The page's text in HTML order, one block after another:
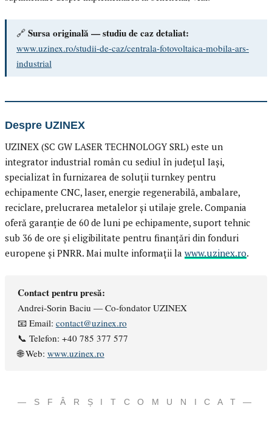
🔗 Sursa originală — studiu de caz detaliat:
www.uzinex.ro/studii-de-caz/centrala-fotovoltaica-mobila-ars-
industrial
Despre UZINEX
UZINEX (SC GW LASER TECHNOLOGY SRL) este un
integrator industrial român cu sediul în județul Iași,
specializat în furnizarea de soluții turnkey pentru
echipamente CNC, laser, energie regenerabilă, ambalare,
reciclare, prelucrarea metalelor și utilaje grele. Compania
oferă garanție de 60 de luni pe echipamente, suport tehnic
sub 36 de ore și eligibilitate pentru finanțări din fonduri
europene și PNRR. Mai multe informații la www.uzinex.ro.
Contact pentru presă:
Andrei-Sorin Baciu — Co-fondator UZINEX
📧 Email: contact@uzinex.ro
📞 Telefon: +40 785 377 577
🌐 Web: www.uzinex.ro
— S F Â R Ș I T C O M U N I C A T —